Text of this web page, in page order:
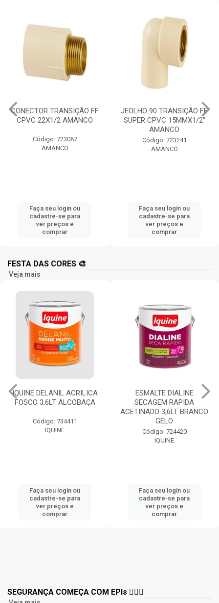
CONECTOR TRANSIÇÃO FF
CPVC 22X1/2 AMANCO
Código: 723067
AMANCO
Faça seu login ou
cadastre-se para
ver preços e
comprar
JEOLHO 90 TRANSIÇÃO FF
SUPER CPVC 15MMX1/2”
AMANCO
Código: 723241
AMANCO
Faça seu login ou
cadastre-se para
ver preços e
comprar
FESTA DAS CORES 🎨
Veja mais
IQUINE DELANIL ACRILICA
FOSCO 3,6LT ALCOBAÇA
Código: 734411
IQUINE
Faça seu login ou
cadastre-se para
ver preços e
comprar
ESMALTE DIALINE
SECAGEM RAPIDA
ACETINADO 3,6LT BRANCO
GELO
Código: 724420
IQUINE
Faça seu login ou
cadastre-se para
ver preços e
comprar
SEGURANÇA COMEÇA COM EPIs 👷🏻‍♂️